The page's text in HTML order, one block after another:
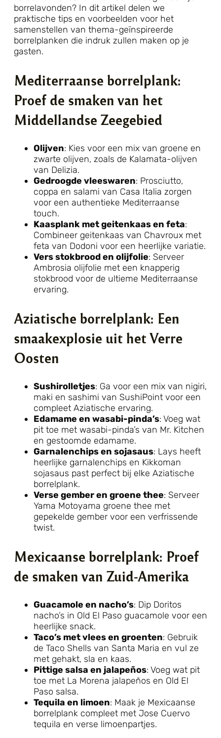
borrelavonden? In dit artikel delen we
praktische tips en voorbeelden voor het
samenstellen van thema-geïnspireerde
borrelplanken die indruk zullen maken op je
gasten.
Mediterraanse borrelplank:
Proef de smaken van het
Middellandse Zeegebied
Olijven: Kies voor een mix van groene en
zwarte olijven, zoals de Kalamata-olijven
van Delizia.
Gedroogde vleeswaren: Prosciutto,
coppa en salami van Casa Italia zorgen
voor een authentieke Mediterraanse
touch.
Kaasplank met geitenkaas en feta:
Combineer geitenkaas van Chavroux met
feta van Dodoni voor een heerlijke variatie.
Vers stokbrood en olijfolie: Serveer
Ambrosia olijfolie met een knapperig
stokbrood voor de ultieme Mediterraanse
ervaring.
Aziatische borrelplank: Een
smaakexplosie uit het Verre
Oosten
Sushirolletjes: Ga voor een mix van nigiri,
maki en sashimi van SushiPoint voor een
compleet Aziatische ervaring.
Edamame en wasabi-pinda’s: Voeg wat
pit toe met wasabi-pinda’s van Mr. Kitchen
en gestoomde edamame.
Garnalenchips en sojasaus: Lays heeft
heerlijke garnalenchips en Kikkoman
sojasaus past perfect bij elke Aziatische
borrelplank.
Verse gember en groene thee: Serveer
Yama Motoyama groene thee met
gepekelde gember voor een verfrissende
twist.
Mexicaanse borrelplank: Proef
de smaken van Zuid-Amerika
Guacamole en nacho’s: Dip Doritos
nacho’s in Old El Paso guacamole voor een
heerlijke snack.
Taco’s met vlees en groenten: Gebruik
de Taco Shells van Santa Maria en vul ze
met gehakt, sla en kaas.
Pittige salsa en jalapeños: Voeg wat pit
toe met La Morena jalapeños en Old El
Paso salsa.
Tequila en limoen: Maak je Mexicaanse
borrelplank compleet met Jose Cuervo
tequila en verse limoenpartjes.